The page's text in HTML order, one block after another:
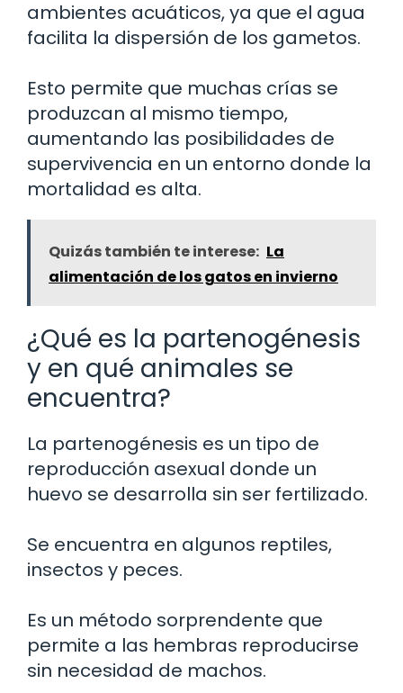
ambientes acuáticos, ya que el agua
facilita la dispersión de los gametos.
Esto permite que muchas crías se
produzcan al mismo tiempo,
aumentando las posibilidades de
supervivencia en un entorno donde la
mortalidad es alta.
Quizás también te interese: La
alimentación de los gatos en invierno
¿Qué es la partenogénesis
y en qué animales se
encuentra?
La partenogénesis es un tipo de
reproducción asexual donde un
huevo se desarrolla sin ser fertilizado.
Se encuentra en algunos reptiles,
insectos y peces.
Es un método sorprendente que
permite a las hembras reproducirse
sin necesidad de machos.